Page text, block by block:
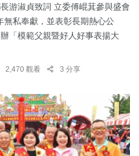
游淑貞致詞 立委傅崐萁參與盛會
無私奉獻，並表彰長期熱心公
「模範父親暨好人好事表揚大
2,470 觀看 3 分享